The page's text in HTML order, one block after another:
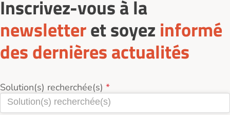
Inscrivez-vous à la
newsletteret soyez informé
des dernières actualités
Solution(s) recherchée(s)